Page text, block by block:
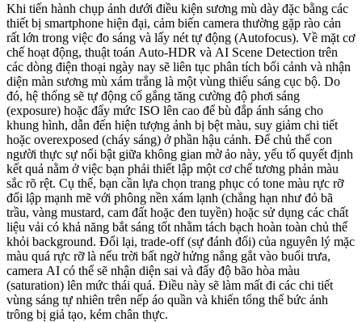
Khi tiến hành chụp ảnh dưới điều kiện sương mù dày đặc bằng các
thiết bị smartphone hiện đại, cảm biến camera thường gặp rào cản
rất lớn trong việc đo sáng và lấy nét tự động (Autofocus). Về mặt cơ
chế hoạt động, thuật toán Auto-HDR và AI Scene Detection trên
các dòng điện thoại ngày nay sẽ liên tục phân tích bối cảnh và nhận
diện màn sương mù xám trắng là một vùng thiếu sáng cục bộ. Do
đó, hệ thống sẽ tự động cố gắng tăng cường độ phơi sáng
(exposure) hoặc đẩy mức ISO lên cao để bù đắp ánh sáng cho
khung hình, dẫn đến hiện tượng ảnh bị bệt màu, suy giảm chi tiết
hoặc overexposed (cháy sáng) ở phần hậu cảnh. Để chủ thể con
người thực sự nổi bật giữa không gian mờ ảo này, yếu tố quyết định
kết quả nằm ở việc bạn phải thiết lập một cơ chế tương phản màu
sắc rõ rệt. Cụ thể, bạn cần lựa chọn trang phục có tone màu rực rỡ
đối lập mạnh mẽ với phông nền xám lạnh (chẳng hạn như đỏ bã
trầu, vàng mustard, cam đất hoặc đen tuyền) hoặc sử dụng các chất
liệu vải có khả năng bắt sáng tốt nhằm tách bạch hoàn toàn chủ thể
khỏi background. Đổi lại, trade-off (sự đánh đổi) của nguyên lý mặc
màu quá rực rỡ là nếu trời bất ngờ hửng nắng gắt vào buổi trưa,
camera AI có thể sẽ nhận diện sai và đẩy độ bão hòa màu
(saturation) lên mức thái quá. Điều này sẽ làm mất đi các chi tiết
vùng sáng tự nhiên trên nếp áo quần và khiến tổng thể bức ảnh
trông bị giả tạo, kém chân thực.